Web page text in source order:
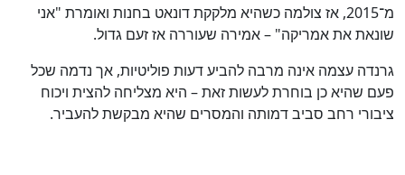
מ־2015, אז צולמה כשהיא מלקקת דונאט בחנות ואומרת "אני
שונאת את אמריקה" – אמירה שעוררה אז זעם גדול.
גרנדה עצמה אינה מרבה להביע דעות פוליטיות, אך נדמה שכל
פעם שהיא כן בוחרת לעשות זאת – היא מצליחה להצית ויכוח
ציבורי רחב סביב דמותה והמסרים שהיא מבקשת להעביר.